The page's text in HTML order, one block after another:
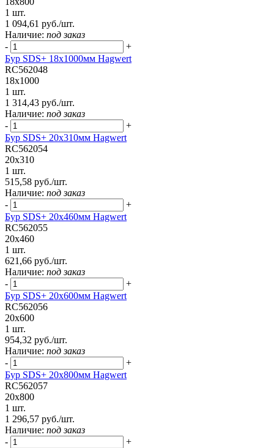
1 шт.
1 094,61 руб./шт.
Наличие: под заказ
-
+
Бур SDS+ 18х1000мм Hagwert
RC562048
18x1000
1 шт.
1 314,43 руб./шт.
Наличие: под заказ
-
+
Бур SDS+ 20х310мм Hagwert
RC562054
20x310
1 шт.
515,58 руб./шт.
Наличие: под заказ
-
+
Бур SDS+ 20х460мм Hagwert
RC562055
20x460
1 шт.
621,66 руб./шт.
Наличие: под заказ
-
+
Бур SDS+ 20х600мм Hagwert
RC562056
20x600
1 шт.
954,32 руб./шт.
Наличие: под заказ
-
+
Бур SDS+ 20х800мм Hagwert
RC562057
20x800
1 шт.
1 296,57 руб./шт.
Наличие: под заказ
-
+